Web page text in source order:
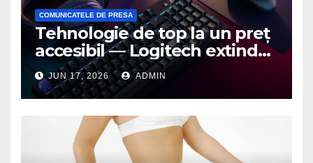
COMUNICATELE DE PRESA
Tehnologie de top la un preț
accesibil — Logitech extinde
seria G3 cu un nou mouse și
o nouă tastatură pentru
gaming pe PC
JUN 17, 2026 ADMIN